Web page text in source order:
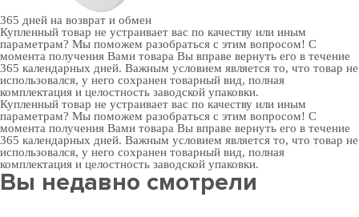
365 дней на возврат и обмен
Купленный товар не устраивает вас по качеству или иным
параметрам? Мы поможем разобраться с этим вопросом! С
момента получения Вами товара Вы вправе вернуть его в течение
365 календарных дней. Важным условием является то, что товар не
использовался, у него сохранен товарный вид, полная
комплектация и целостность заводской упаковки.
Купленный товар не устраивает вас по качеству или иным
параметрам? Мы поможем разобраться с этим вопросом! С
момента получения Вами товара Вы вправе вернуть его в течение
365 календарных дней. Важным условием является то, что товар не
использовался, у него сохранен товарный вид, полная
комплектация и целостность заводской упаковки.
Вы недавно смотрели